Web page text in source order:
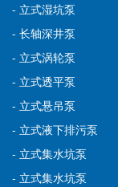
- 立式湿坑泵
- 长轴深井泵
- 立式涡轮泵
- 立式透平泵
- 立式悬吊泵
- 立式液下排污泵
- 立式集水坑泵
- 立式集水坑泵